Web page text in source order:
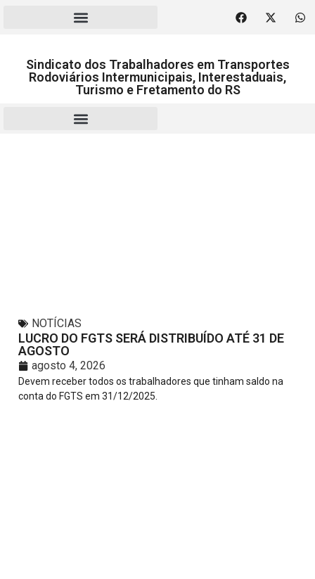
Sindicato dos Trabalhadores em Transportes
Rodoviários Intermunicipais, Interestaduais,
Turismo e Fretamento do RS
NOTÍCIAS
LUCRO DO FGTS SERÁ DISTRIBUÍDO ATÉ 31 DE
AGOSTO
agosto 4, 2026
Devem receber todos os trabalhadores que tinham saldo na
conta do FGTS em 31/12/2025.